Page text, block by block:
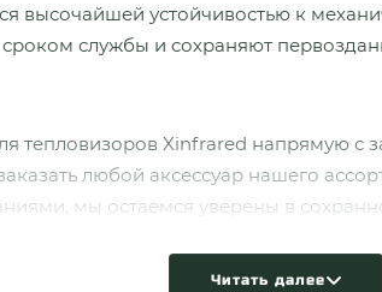
высочайшей устойчивостью к
службы и сохраняют
тепловизоров Xinfrared напрямую с
любой аксессуар нашего
мы остаемся уверены в
Читать далее